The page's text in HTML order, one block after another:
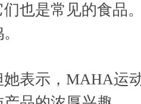
们也是常见的食品
她表示，MAHA运